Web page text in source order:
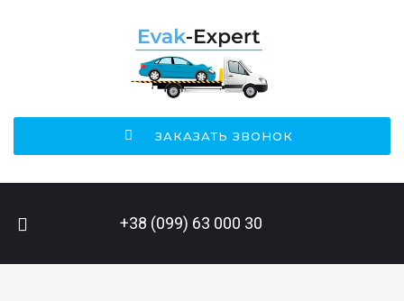
ЗАКАЗАТЬ ЗВОНОК
+38 (099) 63 000 30
ПОИСК НА САЙТЕ